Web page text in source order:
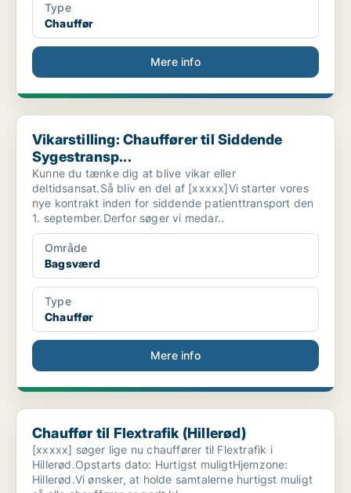
Type
Chauffør
Mere info
Vikarstilling: Chauffører til Siddende Sygestransp...
Vikarstilling: Chauffører til Siddende
Sygestransp...
Kunne du tænke dig at blive vikar eller
deltidsansat.Så bliv en del af [xxxxx]Vi starter vores
nye kontrakt inden for siddende patienttransport den
1. september.Derfor søger vi medar..
Område
Bagsværd
Type
Chauffør
Mere info
Chauffør til Flextrafik (Hillerød)
Chauffør til Flextrafik (Hillerød)
[xxxxx] søger lige nu chauffører til Flextrafik i
Hillerød.Opstarts dato: Hurtigst muligtHjemzone:
Hillerød.Vi ønsker, at holde samtalerne hurtigst muligt